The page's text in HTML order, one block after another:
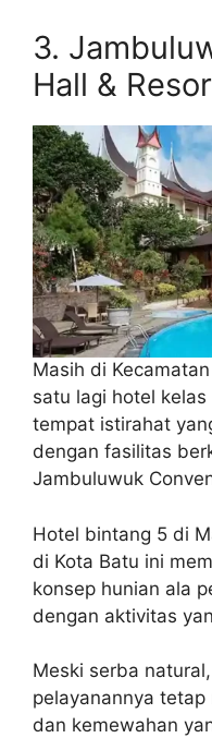
3.
Hall &
Masih di
satu lagi hotel
tempat istirahat
dengan fasilitas
Jambuluwuk
Hotel bintang 5 di
di Kota Batu ini
konsep hunian ala
dengan aktivitas
Meski serba
pelayanannya
dan kemewahan